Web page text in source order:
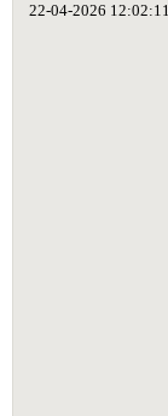
22-04-2026 12:02:11